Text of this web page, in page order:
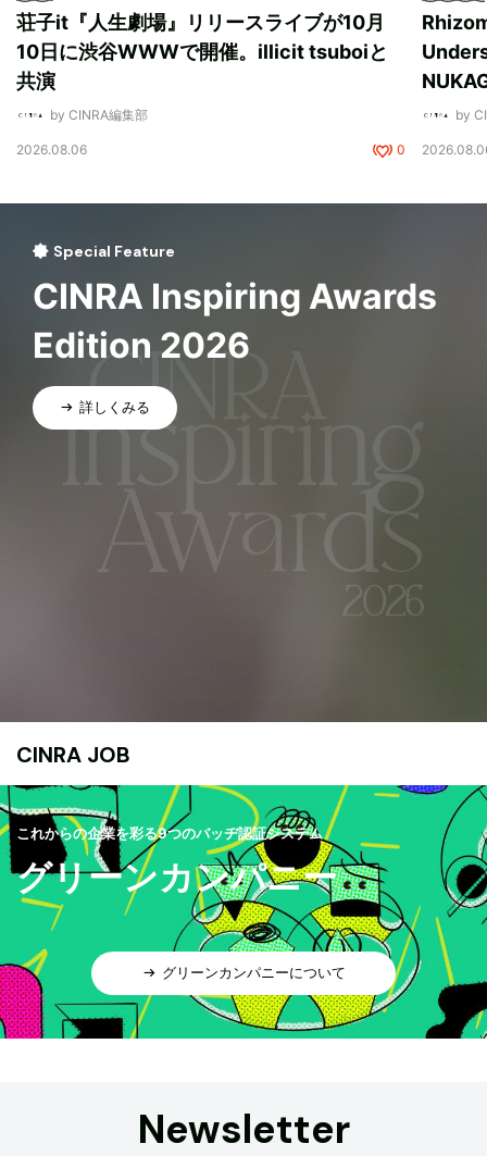
荘子it『人生劇場』リリースライブが10月
10日に渋谷WWWで開催。illicit tsuboiと
共演
by CINRA編集部
2026.08.06 0
by
Special Feature
CINRA Inspiring Awards
Edition 2026
詳しくみる
CINRA JOB
これからの企業を彩る9つのバッヂ認証システム
グリーンカンパニー
グリーンカンパニーについて
Newsletter